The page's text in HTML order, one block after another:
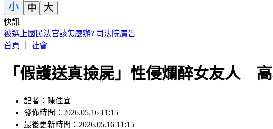
快訊
被選上國民法官該怎麼辦? 司法院廣告
首頁
社會
「假護送真撿屍」性侵爛醉女友人
記者：陳佳宜
發佈時間：2026.05.16 11:15
最後更新時間：2026.05.16 11:15